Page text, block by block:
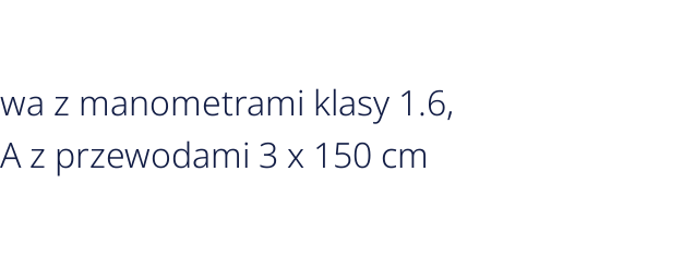
z manometrami klasy 1.6,
z przewodami 3 x 150 cm